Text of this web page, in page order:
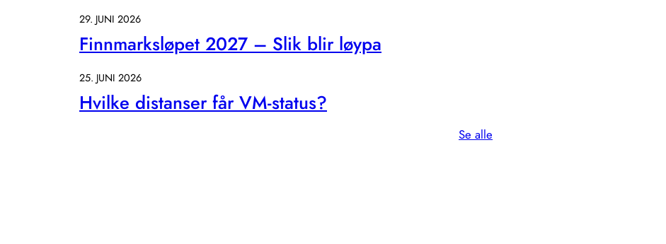
29. JUNI 2026
Finnmarksløpet 2027 – Slik blir løypa
25. JUNI 2026
Hvilke distanser får VM-status?
Se alle